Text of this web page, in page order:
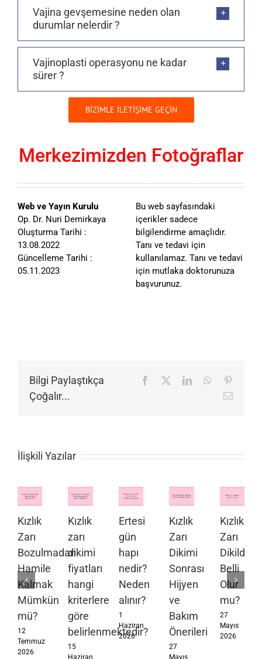
Vajina gevşemesine neden olan
durumlar nelerdir ?
Vajinoplasti operasyonu ne kadar
sürer ?
BİZİMLE İLETİŞİME GEÇİN
Merkezimizden Fotoğraflar
Web ve Yayın Kurulu
Op. Dr. Nuri Demirkaya
Oluşturma Tarihi :
13.08.2022
Güncelleme Tarihi :
05.11.2023
Bu web sayfasındaki
içerikler sadece
bilgilendirme amaçlıdır.
Tanı ve tedavi için
kullanılamaz. Tanı ve tedavi
için mutlaka doktorunuza
başvurunuz.
Bilgi Paylaştıkça
Çoğalır...
Facebook LinkedInWhatsApp
E-
İlişkili Yazılar
Kızlık
Zarı
Bozulmadan
Hamile
Kalmak
Mümkün
mü?
12
Temmuz
2026
Kızlık
zarı
dikimi
fiyatları
hangi
kriterlere
göre
belirlenmektedir?
15
Haziran
Ertesi
gün
hapı
nedir?
Neden
alınır?
1
Haziran
2026
Kızlık
Zarı
Dikimi
Sonrası
Hijyen
ve
Bakım
Önerileri
27
Mayıs
Kızlık
Zarı
Dikildiği
Belli
Olur
mu?
27
Mayıs
2026